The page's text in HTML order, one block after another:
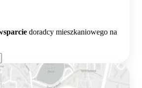
doradcy mieszkaniowego na